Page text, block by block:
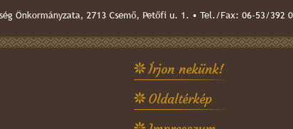
Önkormányzata, 2713 Csemő, Petőfi u. 1. • Tel./Fax: 06-53/392
Írjon nekünk!
Oldaltérkép